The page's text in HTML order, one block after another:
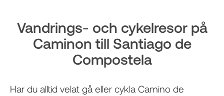
Vandrings- och cykelresor på
Caminon till Santiago de
Compostela
Har du alltid velat gå eller cykla Camino de